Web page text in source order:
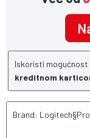
Iskoristi
kreditnom
Brand: